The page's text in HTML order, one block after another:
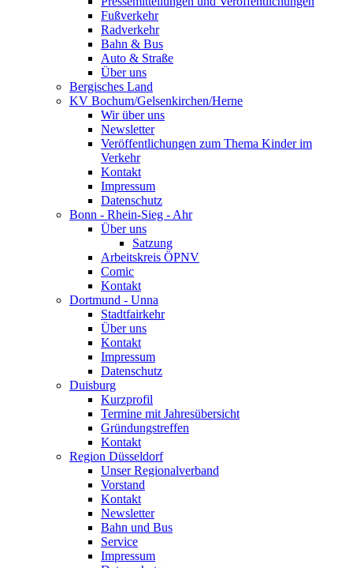
Fußverkehr
Radverkehr
Bahn & Bus
Auto & Straße
Über uns
Bergisches Land
KV Bochum/Gelsenkirchen/Herne
Wir über uns
Newsletter
Veröffentlichungen zum Thema Kinder im
Verkehr
Kontakt
Impressum
Datenschutz
Bonn - Rhein-Sieg - Ahr
Über uns
Satzung
Arbeitskreis ÖPNV
Comic
Kontakt
Dortmund - Unna
Stadtfairkehr
Über uns
Kontakt
Impressum
Datenschutz
Duisburg
Kurzprofil
Termine mit Jahresübersicht
Gründungstreffen
Kontakt
Region Düsseldorf
Unser Regionalverband
Vorstand
Kontakt
Newsletter
Bahn und Bus
Service
Impressum